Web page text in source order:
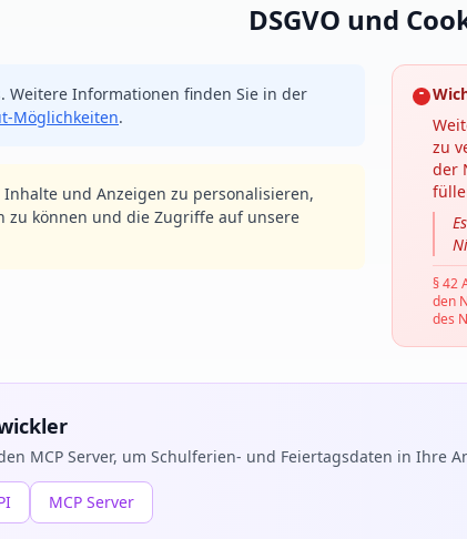
DSGVO und
Weitere Informationen finden Sie in der
Möglichkeiten.
und Anzeigen zu personalisieren,
zu können und die Zugriffe auf unsere
zu
der
§ 42
den
des
MCP Server, um Schulferien- und Feiertagsdaten in
MCP Server